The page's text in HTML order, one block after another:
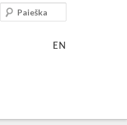
EN
Paieška